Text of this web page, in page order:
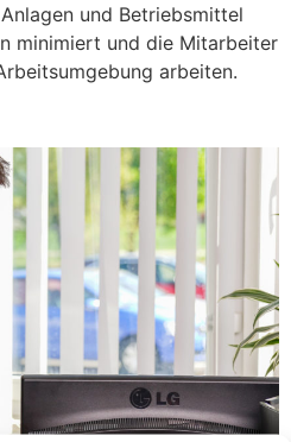
und Betriebsmittel
minimiert und die Mitarbeiter
arbeiten.